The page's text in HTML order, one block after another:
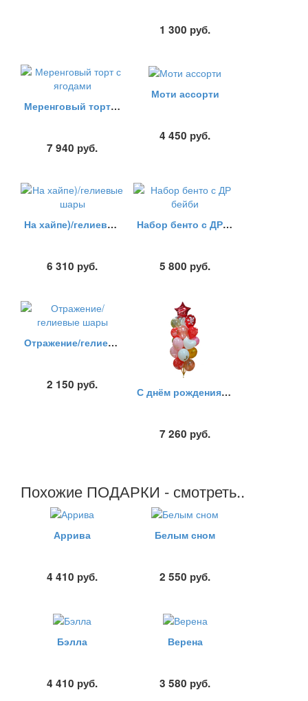
1 300 руб.
Меренговый торт с ягодами
7 940 руб.
Моти ассорти
4 450 руб.
На хайпе)/гелиевые шары
6 310 руб.
Набор бенто с ДР бейби
5 800 руб.
Отражение/гелиевые шары
2 150 руб. С днём рождения!/шары
7 260 руб.
Похожие ПОДАРКИ - смотреть..
Аррива
4 410 руб.
Белым сном
2 550 руб.
Бэлла
4 410 руб.
Верена
3 580 руб.